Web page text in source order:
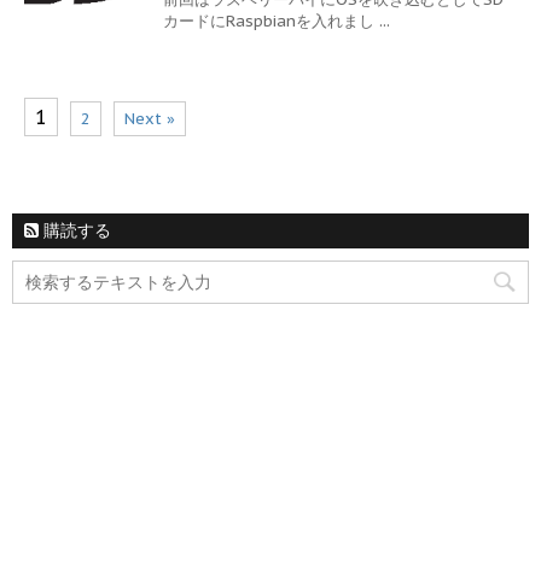
カードにRaspbianを入れまし ...
1 2 Next »
購読する